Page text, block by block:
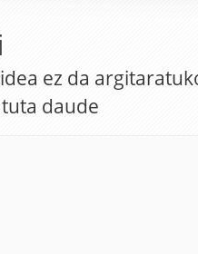
ez da
daude